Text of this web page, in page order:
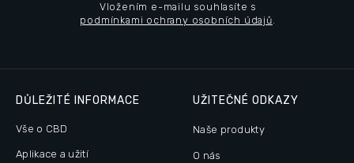
Vložením e-mailu souhlasíte s
podmínkami ochrany osobních údajů.
DŮLEŽITÉ INFORMACE
Vše o CBD
Aplikace a užití
UŽITEČNÉ ODKAZY
Naše produkty
O nás